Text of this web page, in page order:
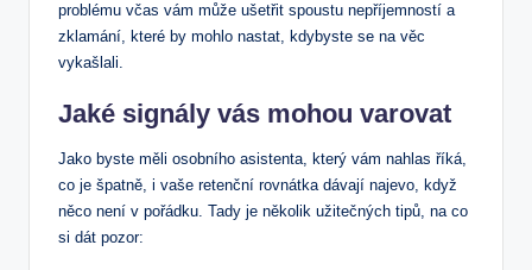
problému včas vám může ušetřit spoustu nepříjemností a
zklamání, které by mohlo nastat, kdybyste se na věc
vykašlali.
Jaké signály vás mohou varovat
Jako byste měli osobního asistenta, který vám nahlas říká,
co je špatně, i vaše retenční rovnátka dávají najevo, když
něco není v pořádku. Tady je několik užitečných tipů, na co
si dát pozor: